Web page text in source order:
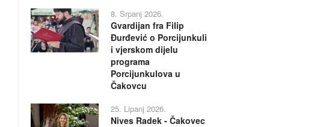
8. Srpanj 2026.
Gvardijan fra Filip
Đurđević o Porcijunkuli
i vjerskom dijelu
programa
Porcijunkulova u
Čakovcu
25. Lipanj 2026.
Nives Radek - Čakovec